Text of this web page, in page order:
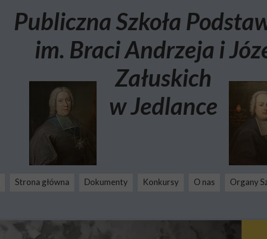
Strona główna Dokumenty Konkursy O nas Organy
Publiczna Szkoła
im. Braci Andrzeja i
Załuskich
w Jedlance